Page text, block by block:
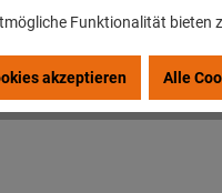
Funktionalität bieten
akzeptieren Alle